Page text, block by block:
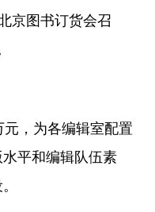
京图书订货会召
元，为各编辑室配置
平和编辑队伍素